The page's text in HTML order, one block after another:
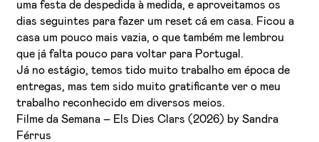
uma festa de despedida à medida, e aproveitamos os
dias seguintes para fazer um reset cá em casa. Ficou a
casa um pouco mais vazia, o que também me lembrou
que já falta pouco para voltar para Portugal.
Já no estágio, temos tido muito trabalho em época de
entregas, mas tem sido muito gratificante ver o meu
trabalho reconhecido em diversos meios.
Filme da Semana – Els Dies Clars (2026) by Sandra
Férrus